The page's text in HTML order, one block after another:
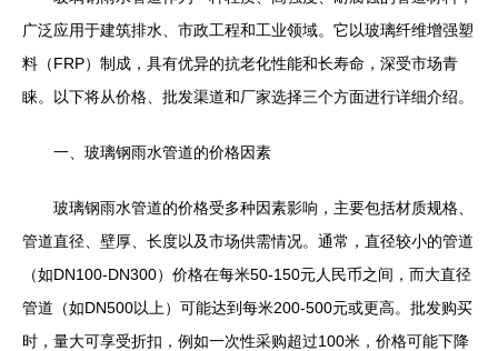
广泛应用于建筑排水、市政工程和工业领域。它以玻璃纤维增强塑
料（FRP）制成，具有优异的抗老化性能和长寿命，深受市场青
睐。以下将从价格、批发渠道和厂家选择三个方面进行详细介绍。
一、玻璃钢雨水管道的价格因素
玻璃钢雨水管道的价格受多种因素影响，主要包括材质规格、
管道直径、壁厚、长度以及市场供需情况。通常，直径较小的管道
（如DN100-DN300）价格在每米50-150元人民币之间，而大直径
管道（如DN500以上）可能达到每米200-500元或更高。批发购买
时，量大可享受折扣，例如一次性采购超过100米，价格可能下降